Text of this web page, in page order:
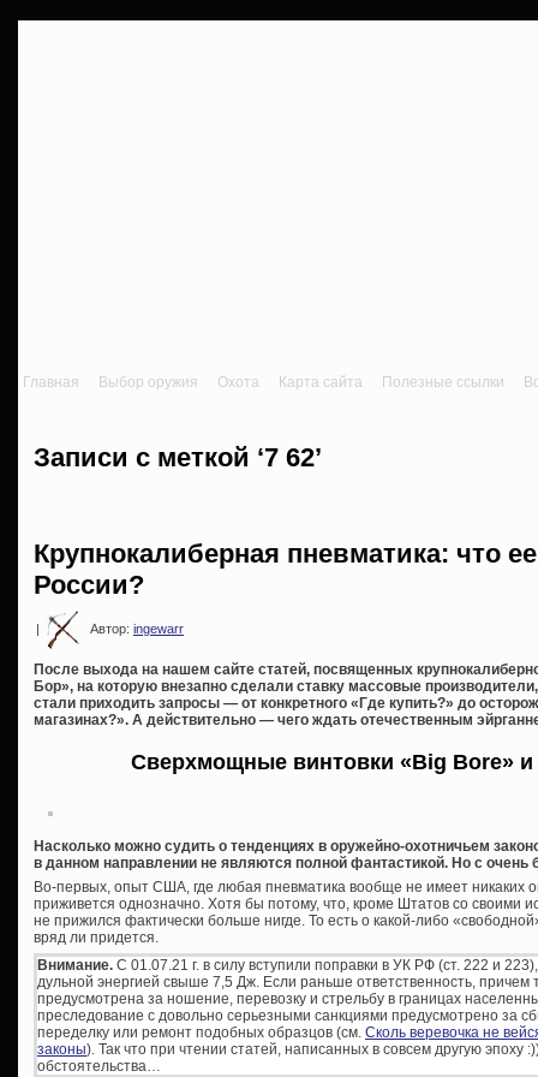
Главная Выбор оружия Охота Карта сайта Полезные ссылки
Записи с меткой ‘7 62’
Крупнокалиберная пневматика: что
России?
| Автор: ingewarr
После выхода на нашем сайте статей, посвященных
Бор», на которую внезапно сделали ставку массовые
стали приходить запросы — от конкретного «Где купить?» до
магазинах?». А действительно — чего ждать отечественным
Сверхмощные винтовки «Big Bore» и
Насколько можно судить о тенденциях в оружейно-охотничьем
в данном направлении не являются полной фантастикой. Но с очень
Во-первых, опыт США, где любая пневматика вообще не имеет никаких
приживется однозначно. Хотя бы потому, что, кроме Штатов со своими
не прижился фактически больше нигде. То есть о какой-либо
вряд ли придется.
Внимание. С 01.07.21 г. в силу вступили поправки в УК РФ (ст. 222 и
дульной энергией свыше 7,5 Дж. Если раньше ответственность, причем
предусмотрена за ношение, перевозку и стрельбу в границах
преследование с довольно серьезными санкциями предусмотрено за
переделку или ремонт подобных образцов (см. Сколь веревочка не
законы). Так что при чтении статей, написанных в совсем другую эпоху
обстоятельства…